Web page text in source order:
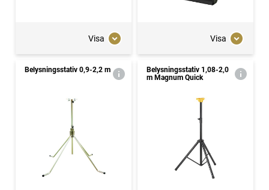
Visa Visa
Belysningsstativ 0,9-2,2 m
Belysningsstativ 1,08-2,0
m Magnum Quick